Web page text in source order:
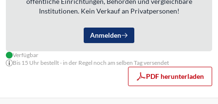
Institutionen. Kein Verkauf an Privatpersonen!
Anmelden
Verfügbar
Bis 15 Uhr bestellt - in der Regel noch am selben Tag versendet
PDF herunterladen